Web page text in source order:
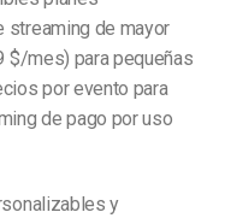
streaming de mayor
$/mes) para pequeñas
por evento para
de pago por uso
y